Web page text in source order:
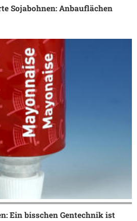
Sojabohnen: Anbauflächen
Ein bisschen Gentechnik ist